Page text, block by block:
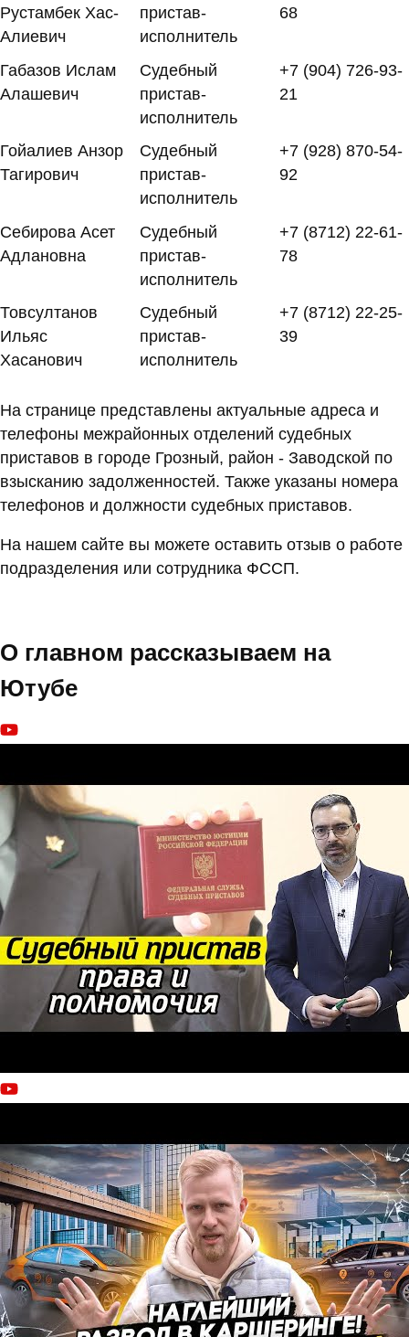
Рустамбек Хас-
Алиевич
пристав-
исполнитель
68
Габазов Ислам
Алашевич
Судебный
пристав-
исполнитель
+7 (904) 726-93-
21
Гойалиев Анзор
Тагирович
Судебный
пристав-
исполнитель
+7 (928) 870-54-
92
Себирова Асет
Адлановна
Судебный
пристав-
исполнитель
+7 (8712) 22-61-
78
Товсултанов
Ильяс
Хасанович
Судебный
пристав-
исполнитель
+7 (8712) 22-25-
39
На странице представлены актуальные адреса и
телефоны межрайонных отделений судебных
приставов в городе Грозный, район - Заводской по
взысканию задолженностей. Также указаны номера
телефонов и должности судебных приставов.
На нашем сайте вы можете оставить отзыв о работе
подразделения или сотрудника ФССП.
О главном рассказываем на
Ютубе